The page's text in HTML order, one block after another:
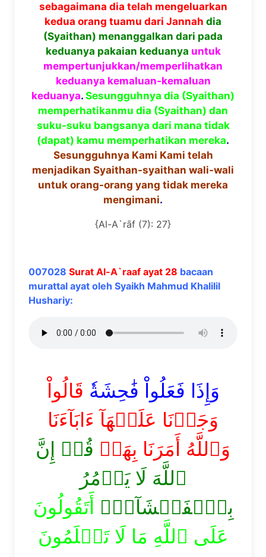
sebagaimana dia telah mengeluarkan
kedua orang tuamu dari Jannah dia
(Syaithan) menanggalkan dari pada
keduanya pakaian keduanya untuk
mempertunjukkan/memperlihatkan
keduanya kemaluan-kemaluan
keduanya. Sesungguhnya dia (Syaithan)
memperhatikanmu dia (Syaithan) dan
suku-suku bangsanya dari mana tidak
(dapat) kamu memperhatikan mereka.
Sesungguhnya Kami Kami telah
menjadikan Syaithan-syaithan wali-wali
untuk orang-orang yang tidak mereka
mengimani.
{Al-A`rāf (7): 27}
007028 Surat Al-A`raaf ayat 28 bacaan
murattal ayat oleh Syaikh Mahmud Khalilil
Hushariy:
وَإِذَا فَعَلُواْ فَٰحِشَةٗ قَالُواْ
وَجَدۡنَا عَلَيۡهَآ ءَابَآءَنَا
وَٱللَّهُ أَمَرَنَا بِهَاۗ قُلۡ إِنَّ
ٱللَّهَ لَا يَأۡمُرُ
بِٱلۡفَحۡشَآءِۖ أَتَقُولُونَ
عَلَى ٱللَّهِ مَا لَا تَعۡلَمُونَ